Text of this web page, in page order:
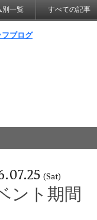
別一覧 すべての記事
(Sat)
ント期間